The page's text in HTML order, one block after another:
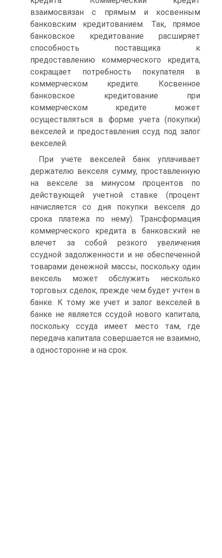
взаимосвязан с прямым и косвенным
банковским кредитованием. Так, прямое
банковское кредитование расширяет
способность поставщика к
предоставлению коммерческого кредита,
сокращает потребность покупателя в
коммерческом кредите. Косвенное
банковское кредитование при
коммерческом кредите может
осуществляться в форме учета (покупки)
векселей и предоставления ссуд под залог
векселей.
При учете векселей банк уплачивает
держателю векселя сумму, проставленную
на векселе за минусом процентов по
действующей учетной ставке (процент
начисляется со дня покупки векселя до
срока платежа по нему). Трансформация
коммерческого кредита в банковский не
влечет за собой резкого увеличения
ссудной задолженности и не обеспеченной
товарами денежной массы, поскольку один
вексель может обслужить несколько
торговых сделок, прежде чем будет учтен в
банке. К тому же учет и залог векселей в
банке не является ссудой нового капитала,
поскольку ссуда имеет место там, где
передача капитала совершается не взаимно,
а односторонне и на срок.